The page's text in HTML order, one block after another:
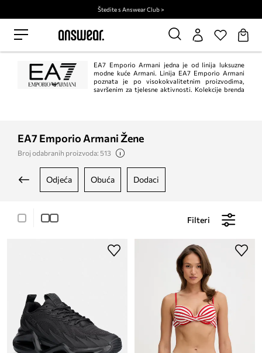
Štedite s Answear Club >
EA7 Emporio Armani jedna je od linija luksuzne
modne kuće Armani. Linija EA7 Emporio Armani
poznata je po visokokvalitetnim proizvodima,
savršenim za tjelesne aktivnosti. Kolekcije brenda
EA7 Emporio Armani Žene
Broj odabranih proizvoda: 513
odjeća obuća dodaci
Filteri